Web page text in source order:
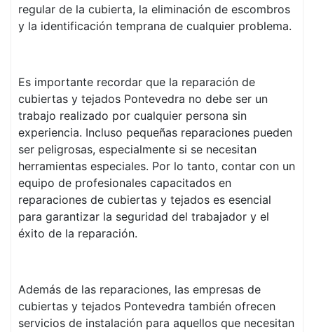
regular de la cubierta, la eliminación de escombros
y la identificación temprana de cualquier problema.
Es importante recordar que la reparación de
cubiertas y tejados Pontevedra no debe ser un
trabajo realizado por cualquier persona sin
experiencia. Incluso pequeñas reparaciones pueden
ser peligrosas, especialmente si se necesitan
herramientas especiales. Por lo tanto, contar con un
equipo de profesionales capacitados en
reparaciones de cubiertas y tejados es esencial
para garantizar la seguridad del trabajador y el
éxito de la reparación.
Además de las reparaciones, las empresas de
cubiertas y tejados Pontevedra también ofrecen
servicios de instalación para aquellos que necesitan